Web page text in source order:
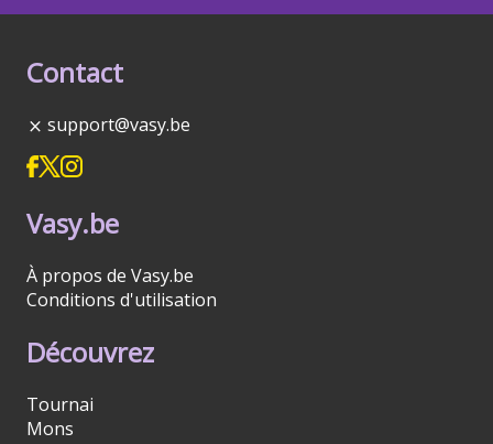
Contact
support@vasy.be
Vasy.be
À propos de Vasy.be
Conditions d'utilisation
Découvrez
Tournai
Mons